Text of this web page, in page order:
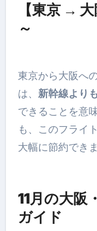
【東京 →
～
東京から大阪へ
は、 新幹線より
できることを意
も、このフライ
大幅に節約できま
11月の大阪
ガイド